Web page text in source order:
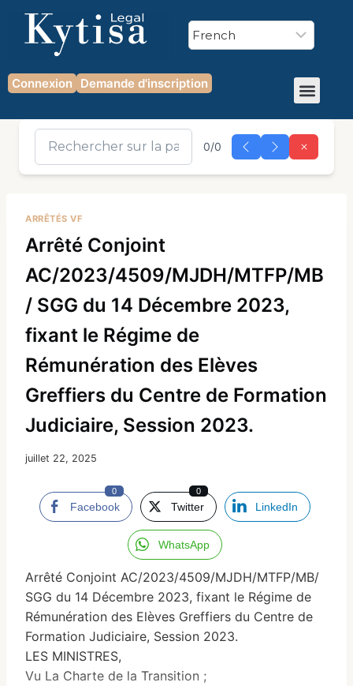
Connexion Demande d'inscription
0/0
ARRÊTÉS VF
Arrêté Conjoint
AC/2023/4509/MJDH/MTFP/MB
/ SGG du 14 Décembre 2023,
fixant le Régime de
Rémunération des Elèves
Greffiers du Centre de Formation
Judiciaire, Session 2023.
juillet 22, 2025
Facebook
0
Twitter
0
LinkedIn
WhatsApp
Arrêté Conjoint AC/2023/4509/MJDH/MTFP/MB/
SGG du 14 Décembre 2023, fixant le Régime de
Rémunération des Elèves Greffiers du Centre de
Formation Judiciaire, Session 2023.
LES MINISTRES,
Vu La Charte de la Transition ;